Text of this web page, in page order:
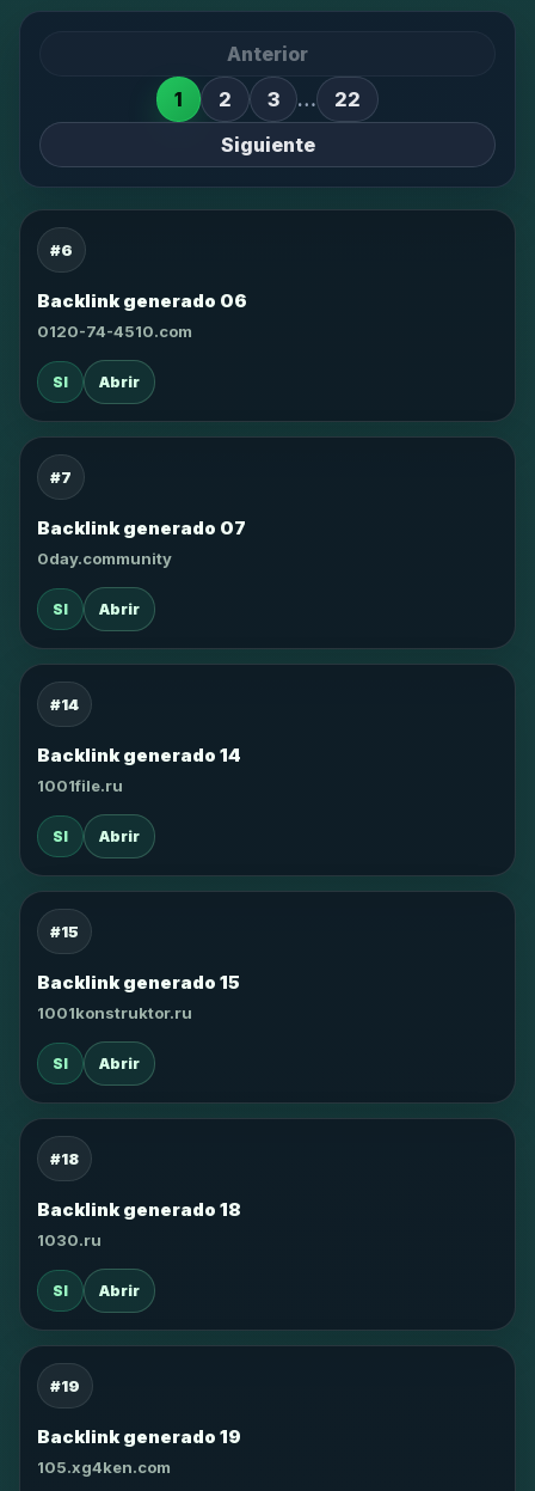
Anterior
1
2 3 …
22
Siguiente
#6
Backlink generado 06
0120-74-4510.com
SI Abrir
#7
Backlink generado 07
0day.community
SI Abrir
#14
Backlink generado 14
1001file.ru
SI Abrir
#15
Backlink generado 15
1001konstruktor.ru
SI Abrir
#18
Backlink generado 18
1030.ru
SI Abrir
#19
Backlink generado 19
105.xg4ken.com